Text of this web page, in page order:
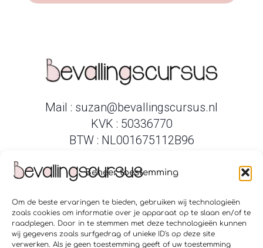
Beheer toestemming
Om de beste ervaringen te bieden, gebruiken wij technologieën
zoals cookies om informatie over je apparaat op te slaan en/of te
raadplegen. Door in te stemmen met deze technologieën kunnen
wij gegevens zoals surfgedrag of unieke ID's op deze site
verwerken. Als je geen toestemming geeft of uw toestemming
Mail : suzan@bevallingscursus.nl
KVK : 50336770
BTW : NL001675112B96
Verloskundigenpraktijk Amsterdam Zuid
Verloskundigen Amstelveen Ouderkerk
Geboortecentrum Puur Hoofddorp
Geboortecentrum Puur Hillegom